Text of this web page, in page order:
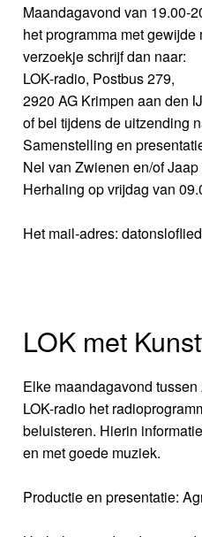
Maandagavond van 19.00-
het programma met
verzoekje schrijf dan naar:
LOK-radio, Postbus 279,
2920 AG Krimpen aan den
of bel tijdens de uitzending
Samenstelling en
Nel van Zwienen en/of Jaap
Herhaling op vrijdag van
Het mail-adres:
LOK met
Elke maandagavond
LOK-radio het
beluisteren. Hierin
en met goede muziek.
Productie en presentatie: